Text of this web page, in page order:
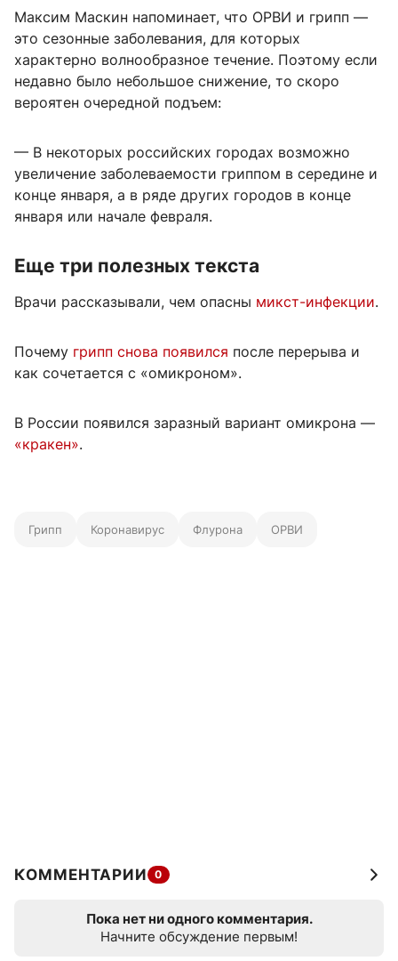
Максим Маскин напоминает, что ОРВИ и грипп —
это сезонные заболевания, для которых
характерно волнообразное течение. Поэтому если
недавно было небольшое снижение, то скоро
вероятен очередной подъем:
— В некоторых российских городах возможно
увеличение заболеваемости гриппом в середине и
конце января, а в ряде других городов в конце
января или начале февраля.
Еще три полезных текста
Врачи рассказывали, чем опасны микст-инфекции.
Почему грипп снова появился после перерыва и
как сочетается с «омикроном».
В России появился заразный вариант омикрона —
«кракен».
Грипп Коронавирус Флурона ОРВИ
КОММЕНТАРИИ 0
Пока нет ни одного комментария.
Начните обсуждение первым!